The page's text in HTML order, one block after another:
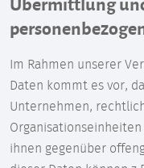
Im Rahmen unserer
Daten kommt es vor,
Unternehmen,
ihnen gegenüber